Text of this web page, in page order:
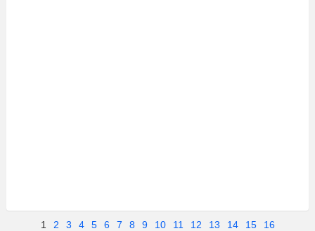
1 2 3 4 5 6 7 8 9 10 11 12 13 14 15
16